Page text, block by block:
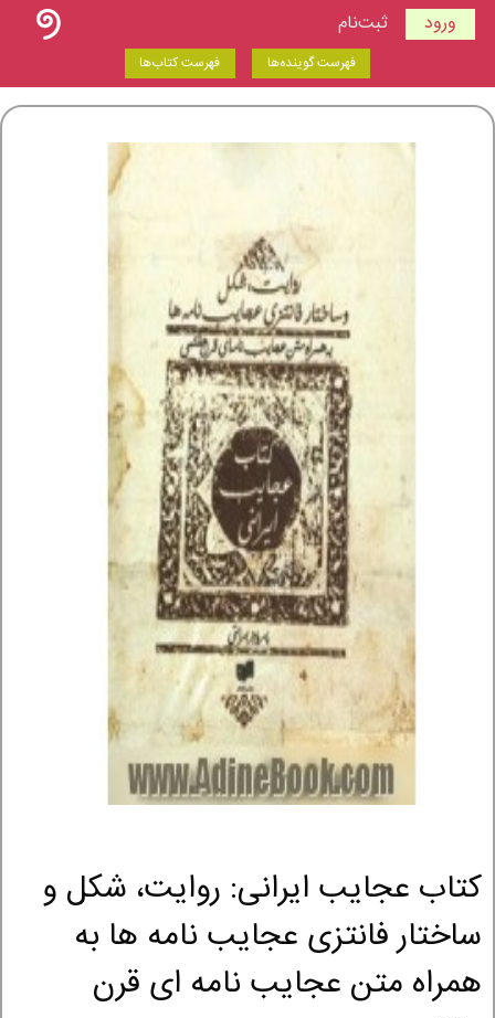
ورود ثبت‌نام
فهرست گوینده‌ها فهرست کتاب‌ها
کتاب عجایب ایرانی: روایت، شکل و
ساختار فانتزی عجایب نامه ها به
همراه متن عجایب نامه ای قرن